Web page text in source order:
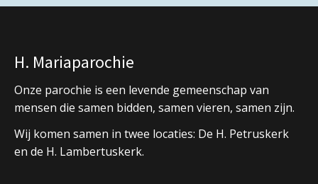
H. Mariaparochie
Onze parochie is een levende gemeenschap van
mensen die samen bidden, samen vieren, samen zijn.
Wij komen samen in twee locaties: De H. Petruskerk
en de H. Lambertuskerk.